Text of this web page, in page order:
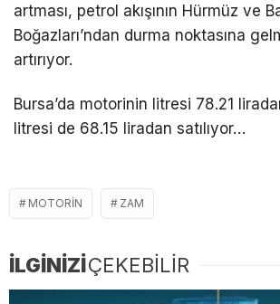
artması, petrol akışının Hürmüz ve
Boğazları’ndan durma noktasına
artırıyor.
Bursa’da motorinin litresi 78.21
litresi de 68.15 liradan satılıyor…
MOTORIN ZAM
İLGİNİZİÇEKEBİLİR